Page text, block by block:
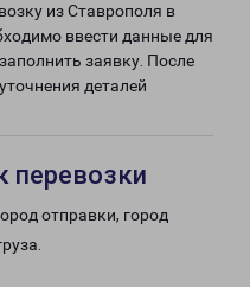
из Ставрополя в
ввести данные для
заявку. После
деталей
перевозки
отправки, город